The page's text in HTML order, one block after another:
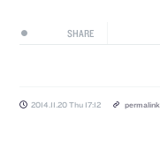
SHARE
2014.11.20 Thu 17:12 permalink